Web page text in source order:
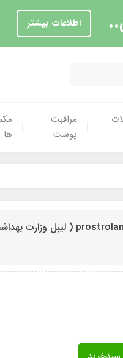
اطلاعات بیشتر
مراقبت
پوست
ها